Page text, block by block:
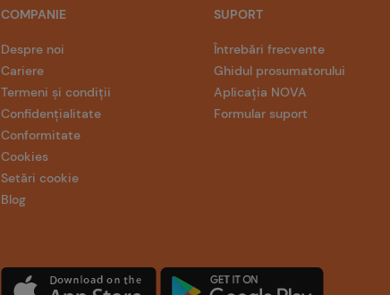
COMPANIE
Despre noi
Cariere
Termeni și condiții
Confidențialitate
Conformitate
Cookies
Setări cookie
Blog
SUPORT
Întrebări frecvente
Ghidul prosumatorului
Aplicația NOVA
Formular suport